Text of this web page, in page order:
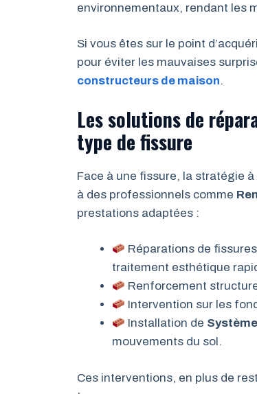
environnementaux, rendant les
Si vous êtes sur le point
pour éviter les mauvaises
constructeurs de maison.
Les solutions de
type de fissure
Face à une fissure, la stratégie
à des professionnels comme
prestations adaptées :
Réparations de
traitement esthétique
Renforcement
Intervention sur les
Installation de
mouvements du sol.
Ces interventions, en plus de